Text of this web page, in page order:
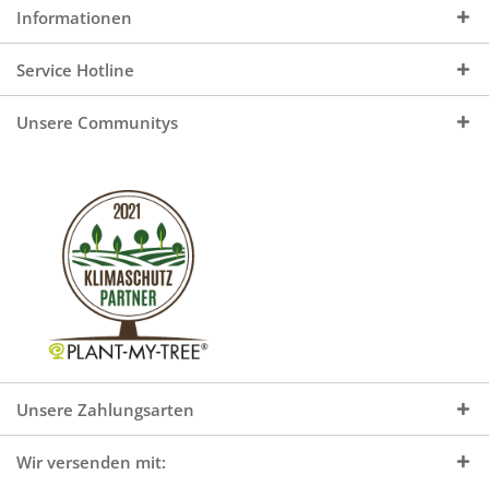
Informationen
Service Hotline
Unsere Communitys
Unsere Zahlungsarten
Wir versenden mit: